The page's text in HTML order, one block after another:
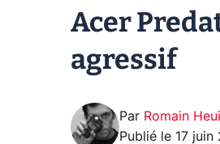
Acer
agressif
Par Romain
Publié le 17 juin